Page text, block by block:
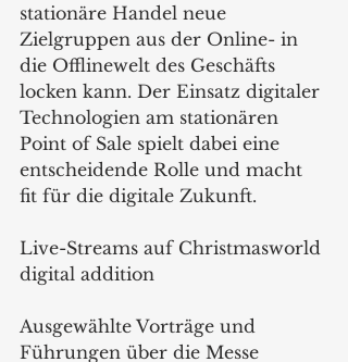
stationäre Handel neue
Zielgruppen aus der Online- in
die Offlinewelt des Geschäfts
locken kann. Der Einsatz digitaler
Technologien am stationären
Point of Sale spielt dabei eine
entscheidende Rolle und macht
fit für die digitale Zukunft.
Live-Streams auf Christmasworld
digital addition
Ausgewählte Vorträge und
Führungen über die Messe